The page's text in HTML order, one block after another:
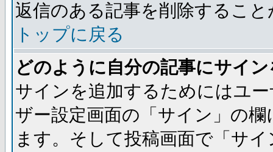
返信のある記事を削除するこ
トップに戻る
どのように自分の記事にサイ
サインを追加するためにはユ
ザー設定画面の「サイン」の
ます。そして投稿画面で「サ